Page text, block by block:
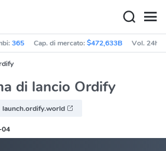
365 Cap. di mercato:$472,633B Vol. 24h:
di lancio Ordify
launch.ordify.world
04